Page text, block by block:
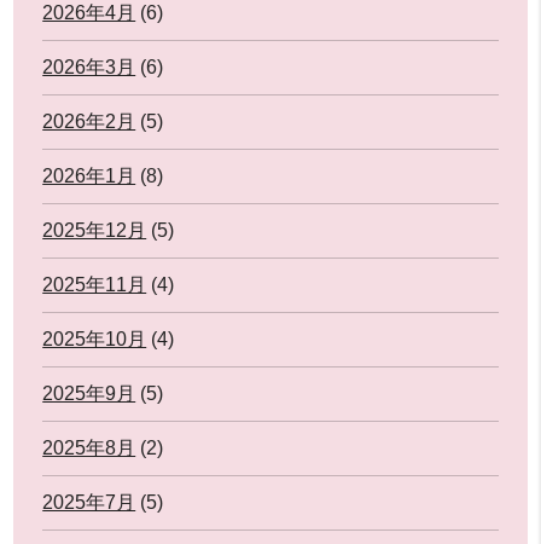
2026年4月 (6)
2026年3月 (6)
2026年2月 (5)
2026年1月 (8)
2025年12月 (5)
2025年11月 (4)
2025年10月 (4)
2025年9月 (5)
2025年8月 (2)
2025年7月 (5)